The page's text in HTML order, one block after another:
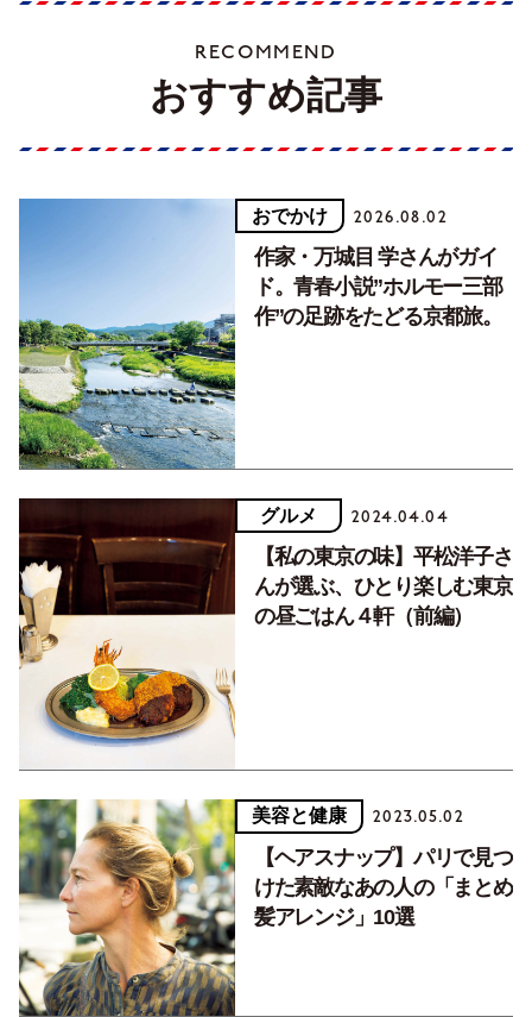
RECOMMEND
おすすめ記事
おでかけ 2026.08.02
作家・万城目 学さんがガイ
ド。青春小説”ホルモー三部
作”の足跡をたどる京都旅。
グルメ 2024.04.04
【私の東京の味】平松洋子さ
んが選ぶ、ひとり楽しむ東京
の昼ごはん４軒（前編）
美容と健康 2023.05.02
【ヘアスナップ】パリで見つ
けた素敵なあの人の「まとめ
髪アレンジ」10選